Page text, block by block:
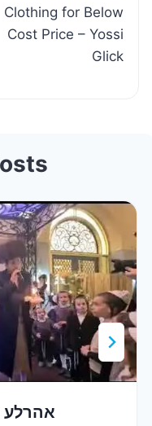
Clothing for Below
Cost Price – Yossi
Glick
אהרלע